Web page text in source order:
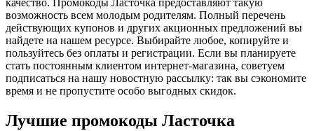
качество. Промокоды Ласточка предоставляют такую
возможность всем молодым родителям. Полный перечень
действующих купонов и других акционных предложений вы
найдете на нашем ресурсе. Выбирайте любое, копируйте и
пользуйтесь без оплаты и регистрации. Если вы планируете
стать постоянным клиентом интернет-магазина, советуем
подписаться на нашу новостную рассылку: так вы сэкономите
время и не пропустите особо выгодных скидок.
Лучшие промокоды Ласточка